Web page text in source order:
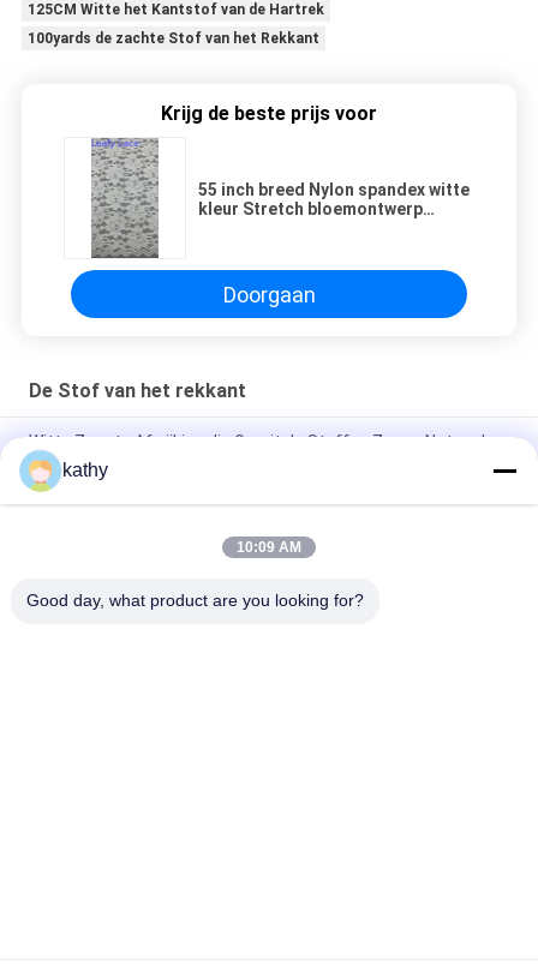
125CM Witte het Kantstof van de Hartrek
100yards de zachte Stof van het Rekkant
Krijg de beste prijs voor
55 inch breed Nylon spandex witte
kleur Stretch bloemontwerp
Doorgaan
De Stof van het rekkant
Witte Zwarte Afwijking die Geruit de Stoffen Zwaar Netwerk
breien van het Rekkant
Groene het Kantwimper Textielspandex Mesh Fabric van de
kathy
10:09 AM
Good day, what product are you looking for?